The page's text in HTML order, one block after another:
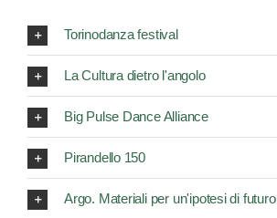
Torinodanza festival
La Cultura dietro l'angolo
Big Pulse Dance Alliance
Pirandello 150
Argo. Materiali per un'ipotesi di futuro